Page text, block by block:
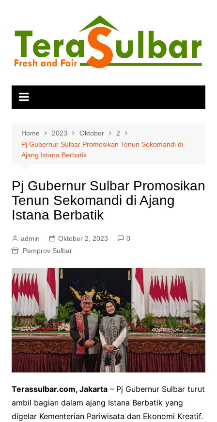
content
Home 2023 Oktober
2
Pj Gubernur Sulbar Promosikan Tenun Sekomandi di
Ajang Istana Berbatik
Pj Gubernur Sulbar Promosikan
Tenun Sekomandi di Ajang
Istana Berbatik
admin Oktober 2, 2023
0
Pemprov Sulbar
Terassulbar.com, Jakarta– Pj Gubernur Sulbar turut
ambil bagian dalam ajang Istana Berbatik yang
digelar Kementerian Pariwisata dan Ekonomi Kreatif.